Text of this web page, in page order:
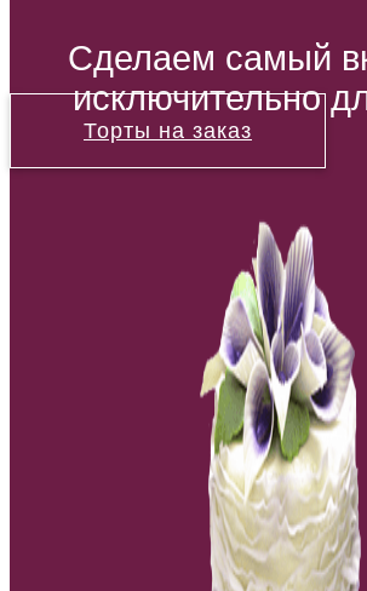
Сделаем самый
исключительно
Торты на заказ